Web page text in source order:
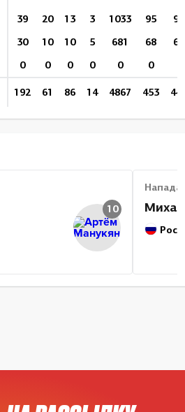
39 20 13 3 1033 95
30 10 10 5 681 68
0 0 0 0 0 0
192 61 86 14 4867 453
10